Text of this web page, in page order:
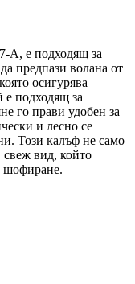
А, е подходящ за
предпази волана от
осигурява
е подходящ за
го прави удобен за
и лесно се
Този калъф не само
свеж вид, който
шофиране.